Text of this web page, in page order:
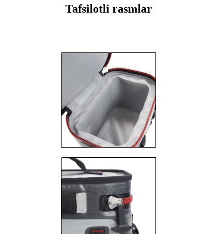
Tafsilotli rasmlar